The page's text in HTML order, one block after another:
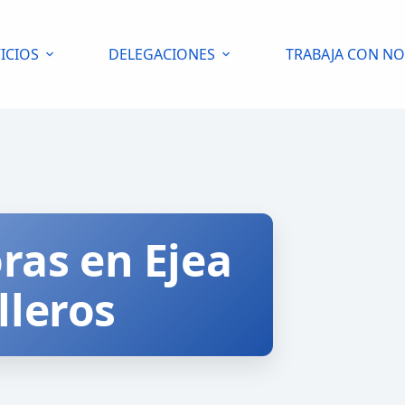
DELEGACIONES TRABAJA CON
en Ejea